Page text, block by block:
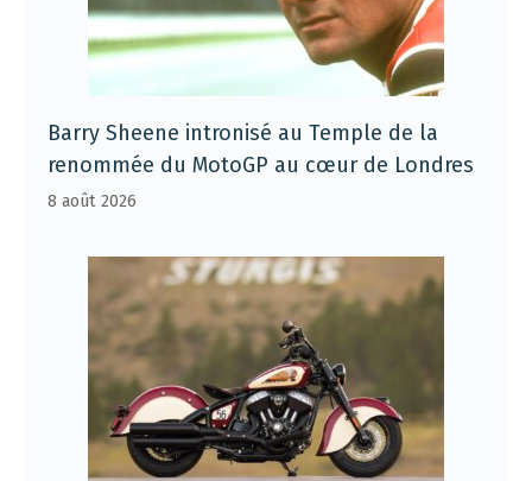
Barry Sheene intronisé au Temple de la
renommée du MotoGP au cœur de Londres
8 août 2026